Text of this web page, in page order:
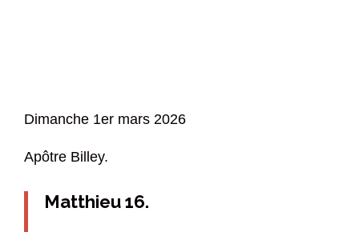
Dimanche 1er mars 2026
Apôtre Billey.
Matthieu 16.